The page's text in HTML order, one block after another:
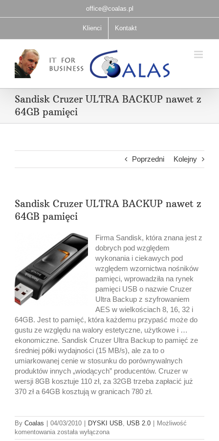
office@coalas.pl
Klienci Kontakt
Sandisk Cruzer ULTRA BACKUP nawet z
64GB pamięci
Poprzedni Kolejny
Sandisk Cruzer ULTRA BACKUP nawet z
64GB pamięci
Firma Sandisk, która znana jest z
dobrych pod względem
wykonania i ciekawych pod
względem wzornictwa nośników
pamięci, wprowadziła na rynek
pamięci USB o nazwie Cruzer
Ultra Backup z szyfrowaniem
AES w wielkościach 8, 16, 32 i
64GB. Jest to pamięć, która każdemu przypaść może do
gustu ze względu na walory estetyczne, użytkowe i …
ekonomiczne. Sandisk Cruzer Ultra Backup to pamięć ze
średniej półki wydajności (15 MB/s), ale za to o
umiarkowanej cenie w stosunku do porównywalnych
produktów innych „wiodących” producentów. Cruzer w
wersji 8GB kosztuje 110 zł, za 32GB trzeba zapłacić już
370 zł a 64GB kosztują w granicach 780 zł.
By Coalas 04/03/2010 DYSKI USB, USB 2.0
Możliwość
komentowania Sandisk
została wyłączona